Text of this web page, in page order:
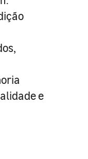
e